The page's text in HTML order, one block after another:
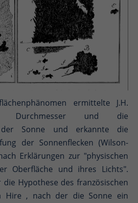
ermittelte J.H.
Durchmesser und die
der Sonne und erkannte die
der Sonnenflecken (Wilson-
Erklärungen zur "physischen
Oberfläche und ihres Lichts".
die Hypothese des französischen
Hire , nach der die Sonne ein